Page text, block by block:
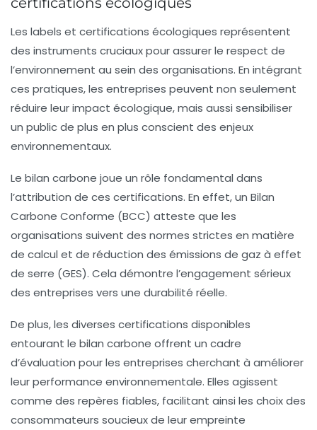
Les labels et certifications écologiques représentent
des instruments cruciaux pour assurer le respect de
l’environnement au sein des organisations. En intégrant
ces pratiques, les entreprises peuvent non seulement
réduire leurimpact écologique, mais aussi sensibiliser
un public de plus en plus conscient des enjeux
environnementaux.
Le bilan carbone joue un rôle fondamental dans
l’attribution de ces certifications. En effet, un Bilan
Carbone Conforme (BCC) atteste que les
organisations suivent des normes strictes en matière
de calcul et de réduction des émissions de gaz à effet
de serre (GES). Cela démontre l’engagement sérieux
des entreprises vers une durabilité réelle.
De plus, les diverses certifications disponibles
entourant le bilan carbone offrent un cadre
d’évaluation pour les entreprises cherchant à améliorer
leur performance environnementale. Elles agissent
comme des repères fiables, facilitant ainsi les choix des
consommateurs soucieux de leur empreinte